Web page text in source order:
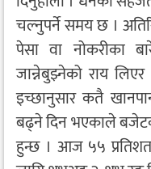
चल्नुपर्ने समय छ ।
पेसा वा नोकरीका
जान्नेबुझ्नेको राय
इच्छानुसार कतै
बढ्ने दिन भएकाले
हुन्छ । आज ५५